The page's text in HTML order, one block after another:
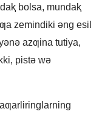
bolsa, mundaⱪ
zemindiki ǝng esil
azƣina tutiya,
pistǝ wǝ